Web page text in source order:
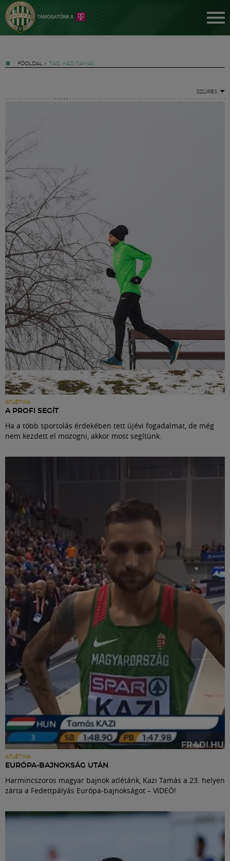
FŐOLDAL » TAG: KAZI TAMÁS
SZŰRÉS
ATLÉTIKA
A PROFI SEGÍT
Ha a több sportolás érdekében tett újévi fogadalmat, de még
nem kezdett el mozogni, akkor most segítünk.
ATLÉTIKA
EURÓPA-BAJNOKSÁG UTÁN
Harmincszoros magyar bajnok atlétánk, Kazi Tamás a 23. helyen
zárta a Fedettpályás Európa-bajnokságot – VIDEÓ!
Jegyek
FM YouTube +
Hírek
Labdarúgás
Szakosztályok
Meccscenter
Klub
Szolgáltatások
Shop
Közösség
Múzeum
English